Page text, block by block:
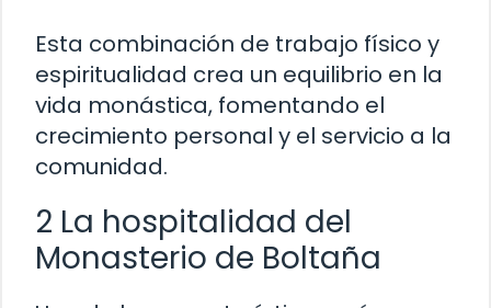
Esta combinación de trabajo físico y
espiritualidad crea un equilibrio en la
vida monástica, fomentando el
crecimiento personal y el servicio a la
comunidad.
2 La hospitalidad del
Monasterio de Boltaña